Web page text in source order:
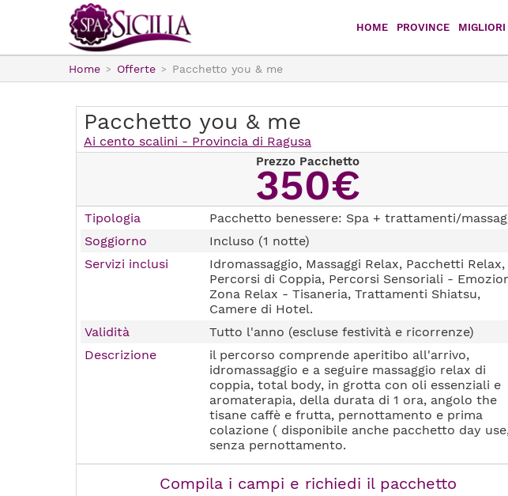
HOME PROVINCE
Catania
Trapani
MIGLIORI
Home Offerte Pacchetto you & me
Pacchetto you & me
Ai cento scalini - Provincia di Ragusa
Prezzo Pacchetto
350€
Tipologia
Pacchetto benessere: Spa + trattamenti/
Soggiorno
Incluso (1 notte)
Servizi inclusi
Idromassaggio, Massaggi Relax, Pacchetti Relax,
Percorsi di Coppia, Percorsi Sensoriali -
Zona Relax - Tisaneria, Trattamenti Shiatsu,
Camere di Hotel.
Validità
Tutto l'anno (escluse festività e ricorrenze)
Descrizione
il percorso comprende aperitibo all'arrivo,
idromassaggio e a seguire massaggio relax di
coppia, total body, in grotta con oli essenziali e
aromaterapia, della durata di 1 ora, angolo the
tisane caffè e frutta, pernottamento e prima
colazione ( disponibile anche pacchetto day
senza pernottamento.
Compila i campi e richiedi il pacchetto